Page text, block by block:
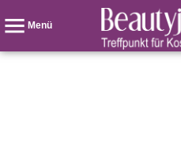
Menü